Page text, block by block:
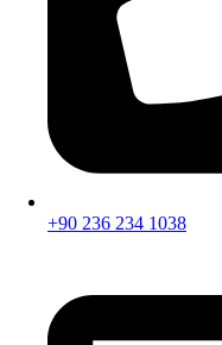
+90 236 234 1038